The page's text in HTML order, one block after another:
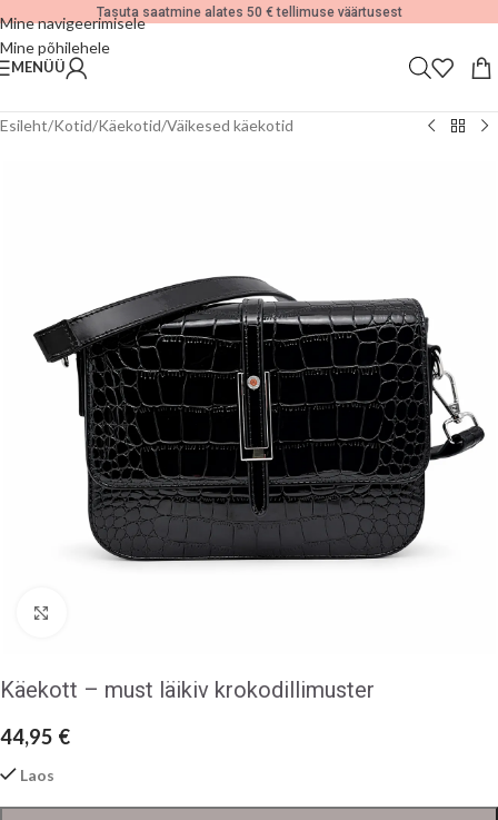
Mine navigeerimisele
Mine põhilehele
Tasuta saatmine alates 50 € tellimuse väärtusest
MENÜÜ
Esileht/Kotid/Käekotid/Väikesed käekotid
Käekott – must läikiv krokodillimuster
44,95 €
Laos